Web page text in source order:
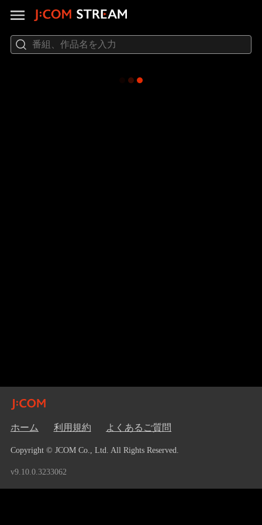
ホーム 利用規約 よくあるご質問
Copyright © JCOM Co., Ltd. All Rights Reserved.
v9.10.0.3233062